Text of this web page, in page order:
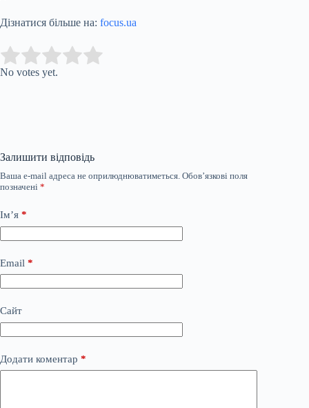
Дізнатися більше на: focus.ua
Rate this item:
No votes yet.
Залишити відповідь
Ваша e-mail адреса не оприлюднюватиметься. Обов’язкові поля
позначені *
Ім’я *
Email *
Сайт
Додати коментар *